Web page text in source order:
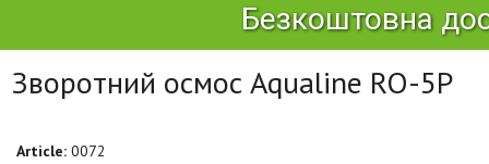
Безкоштовна
Зворотний осмос Aqualine RO-5P
Article: 0072